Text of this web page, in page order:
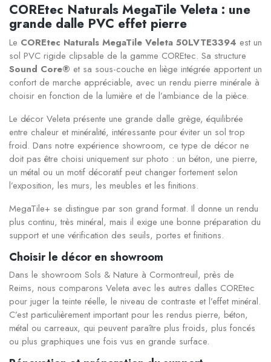
COREtec Naturals MegaTile Veleta : une
grande dalle PVC effet pierre
Le COREtec Naturals MegaTile Veleta 50LVTE3394 est un
sol PVC rigide clipsable de la gamme COREtec. Sa structure
Sound Core® et sa sous-couche en liège intégrée apportent un
confort de marche appréciable, avec un rendu pierre minérale à
choisir en fonction de la lumière et de l’ambiance de la pièce.
Le décor Veleta présente une grande dalle grège, équilibrée
entre chaleur et minéralité, intéressante pour éviter un sol trop
froid. Dans notre expérience showroom, ce type de décor ne
doit pas être choisi uniquement sur photo : un béton, une pierre,
un métal ou un motif décoratif peut changer fortement selon
l’exposition, les murs, les meubles et les finitions.
MegaTile+ se distingue par son grand format. Il donne un rendu
plus continu, très minéral, mais il exige une bonne préparation du
support et une vérification des seuils, portes et finitions.
Choisir le décor en showroom
Dans le showroom Sols & Nature à Cormontreuil, près de
Reims, nous comparons Veleta avec les autres dalles COREtec
pour juger la teinte réelle, le niveau de contraste et l’effet minéral.
C’est particulièrement important pour les rendus pierre, béton,
métal ou carreaux, qui peuvent paraître plus froids, plus foncés
ou plus graphiques une fois vus en grande surface.